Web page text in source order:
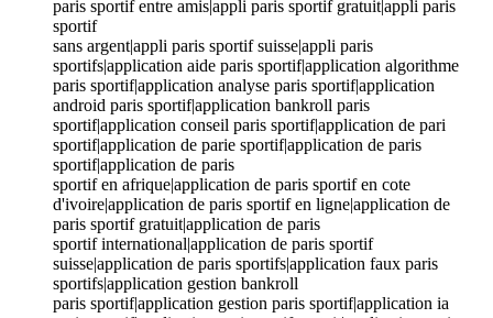
paris sportif entre amis|appli paris sportif gratuit|appli paris
sportif
sans argent|appli paris sportif suisse|appli paris
sportifs|application aide paris sportif|application algorithme
paris sportif|application analyse paris sportif|application
android paris sportif|application bankroll paris
sportif|application conseil paris sportif|application de pari
sportif|application de parie sportif|application de paris
sportif|application de paris
sportif en afrique|application de paris sportif en cote
d'ivoire|application de paris sportif en ligne|application de
paris sportif gratuit|application de paris
sportif international|application de paris sportif
suisse|application de paris sportifs|application faux paris
sportifs|application gestion bankroll
paris sportif|application gestion paris sportif|application ia